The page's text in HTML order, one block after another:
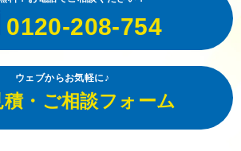
0120-208-754
ウェブからお気軽に♪
積・ご相談フォーム